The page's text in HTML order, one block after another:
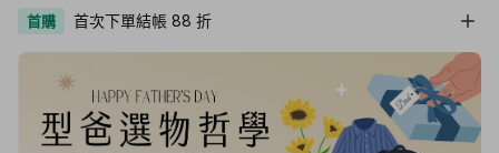
首購 首次下單結帳 88 折